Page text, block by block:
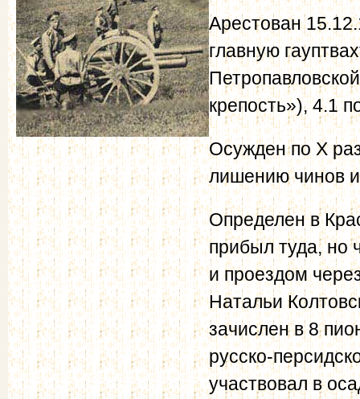
Арестован
главную
крепость»), 4.1
Осужден по Х
лишению чинов и
Определен в
прибыл туда, но
и проездом
Натальи
зачислен в 8
русско-
участвовал в